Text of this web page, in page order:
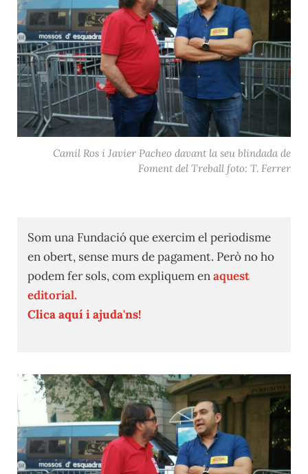
Camil Ros i Javier Pacheo davant la seu blindada de
Foment del Treball foto: T. Ferrer
Som una Fundació que exercim el periodisme
en obert, sense murs de pagament. Però no ho
podem fer sols, com expliquem enaquest
editorial.
Clica aquí i ajuda'ns!